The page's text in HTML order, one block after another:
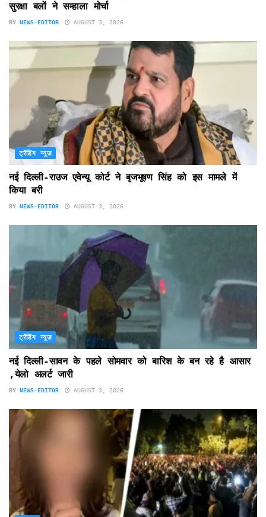
सुरक्षा बलों ने सम्हाला मोर्चा
BY NEWS-EDITOR AUGUST 3, 2026
ट्रेंडिंग न्यूज़
नई दिल्ली-राउज एवेन्यू कोर्ट ने बृजभूषण सिंह को इस मामले में
किया बरी
BY NEWS-EDITOR AUGUST 3, 2026
ट्रेंडिंग न्यूज़
नई दिल्ली-सावन के पहले सोमवार को बारिश के बन रहे है आसार
,येलो अलर्ट जारी
BY NEWS-EDITOR AUGUST 3, 2026